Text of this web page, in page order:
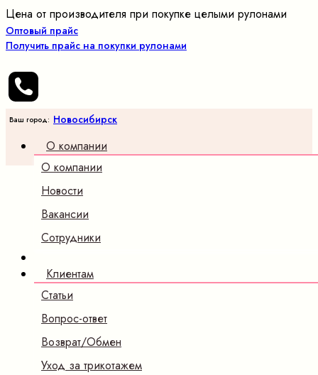
Цена от производителя при покупке целыми рулонами
Оптовый прайс
Получить прайс на покупки рулонами
Ваш город: Новосибирск
О компании
О компании
Новости
Вакансии
Сотрудники
Клиентам
Статьи
Вопрос-ответ
Возврат/Обмен
Уход за трикотажем